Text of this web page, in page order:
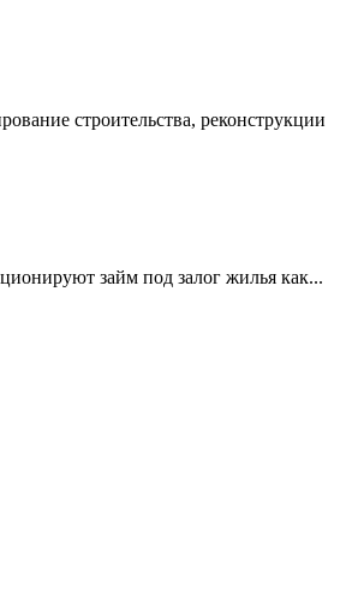
строительства, реконструкции
займ под залог жилья как...